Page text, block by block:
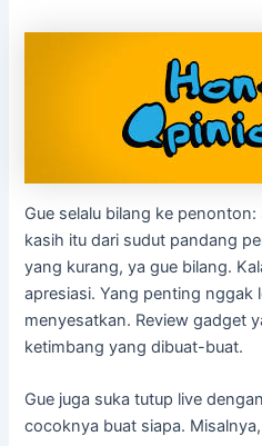
Gue selalu bilang ke
kasih itu dari sudut pandang
yang kurang, ya gue bilang.
apresiasi. Yang penting nggak
menyesatkan. Review gadget
ketimbang yang dibuat-buat.
Gue juga suka tutup live
cocoknya buat siapa.